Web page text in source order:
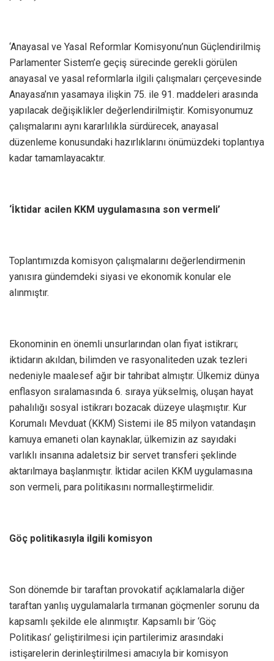
‘Anayasal ve Yasal Reformlar Komisyonu’nun Güçlendirilmiş
Parlamenter Sistem’e geçiş sürecinde gerekli görülen
anayasal ve yasal reformlarla ilgili çalışmaları çerçevesinde
Anayasa’nın yasamaya ilişkin 75. ile 91. maddeleri arasında
yapılacak değişiklikler değerlendirilmiştir. Komisyonumuz
çalışmalarını aynı kararlılıkla sürdürecek, anayasal
düzenleme konusundaki hazırlıklarını önümüzdeki toplantıya
kadar tamamlayacaktır.
‘İktidar acilen KKM uygulamasına son vermeli’
Toplantımızda komisyon çalışmalarını değerlendirmenin
yanısıra gündemdeki siyasi ve ekonomik konular ele
alınmıştır.
Ekonominin en önemli unsurlarından olan fiyat istikrarı;
iktidarın akıldan, bilimden ve rasyonaliteden uzak tezleri
nedeniyle maalesef ağır bir tahribat almıştır. Ülkemiz dünya
enflasyon sıralamasında 6. sıraya yükselmiş, oluşan hayat
pahalılığı sosyal istikrarı bozacak düzeye ulaşmıştır. Kur
Korumalı Mevduat (KKM) Sistemi ile 85 milyon vatandaşın
kamuya emaneti olan kaynaklar, ülkemizin az sayıdaki
varlıklı insanına adaletsiz bir servet transferi şeklinde
aktarılmaya başlanmıştır. İktidar acilen KKM uygulamasına
son vermeli, para politikasını normalleştirmelidir.
Göç politikasıyla ilgili komisyon
Son dönemde bir taraftan provokatif açıklamalarla diğer
taraftan yanlış uygulamalarla tırmanan göçmenler sorunu da
kapsamlı şekilde ele alınmıştır. Kapsamlı bir ‘Göç
Politikası’ geliştirilmesi için partilerimiz arasındaki
istişarelerin derinleştirilmesi amacıyla bir komisyon